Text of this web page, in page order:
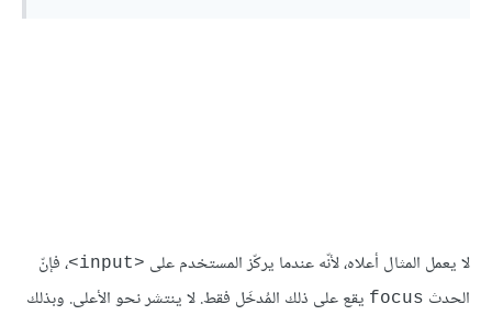
لا يعمل المثال أعلاه، لأنّه عندما يركّز المستخدم على <input>
، فإنّ
الحدث focus يقع على ذلك المُدخَل فقط. لا ينتشر نحو الأعلى. وبذلك